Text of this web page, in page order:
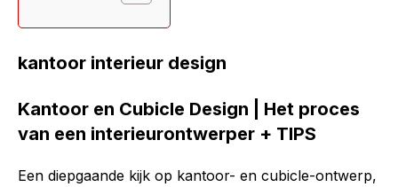
kantoor interieur design
Kantoor en Cubicle Design | Het proces
van een interieurontwerper + TIPS
Een diepgaande kijk op kantoor- en cubicle-ontwerp,